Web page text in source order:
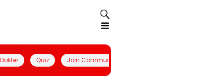
Quiz Join Community